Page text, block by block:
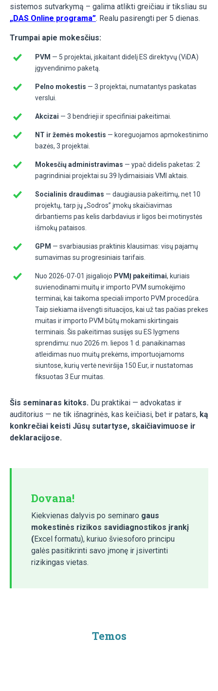
sistemos sutvarkymą – galima atlikti greičiau ir tiksliau su
„DAS Online programa”. Realu pasirengti per 5 dienas.
Trumpai apie mokesčius:
PVM — 5 projektai, įskaitant didelį ES direktyvų (ViDA)
įgyvendinimo paketą.
Pelno mokestis — 3 projektai, numatantys paskatas
verslui.
Akcizai — 3 bendrieji ir specifiniai pakeitimai.
NT ir žemės mokestis — koreguojamos apmokestinimo
bazės, 3 projektai.
Mokesčių administravimas — ypač didelis paketas: 2
pagrindiniai projektai su 39 lydimaisiais VMI aktais.
Socialinis draudimas — daugiausia pakeitimų, net 10
projektų, tarp jų „Sodros” įmokų skaičiavimas
dirbantiems pas kelis darbdavius ir ligos bei motinystės
išmokų pataisos.
GPM — svarbiausias praktinis klausimas: visų pajamų
sumavimas su progresiniais tarifais.
Nuo 2026-07-01 įsigaliojo PVMĮ pakeitimai, kuriais
suvienodinami muitų ir importo PVM sumokėjimo
terminai, kai taikoma speciali importo PVM procedūra.
Taip siekiama išvengti situacijos, kai už tas pačias prekes
muitas ir importo PVM būtų mokami skirtingais
terminais. Šis pakeitimas susijęs su ES lygmens
sprendimu: nuo 2026 m. liepos 1 d. panaikinamas
atleidimas nuo muitų prekėms, importuojamoms
siuntose, kurių vertė neviršija 150 Eur, ir nustatomas
fiksuotas 3 Eur muitas.
Šis seminaras kitoks. Du praktikai — advokatas ir
auditorius — ne tik išnagrinės, kas keičiasi, bet ir patars, ką
konkrečiai keisti Jūsų sutartyse, skaičiavimuose ir
deklaracijose.
Dovana!
Kiekvienas dalyvis po seminaro gaus
mokestinės rizikos savidiagnostikos įrankį
(Excel formatu), kuriuo šviesoforo principu
galės pasitikrinti savo įmonę ir įsivertinti
rizikingas vietas.
Temos